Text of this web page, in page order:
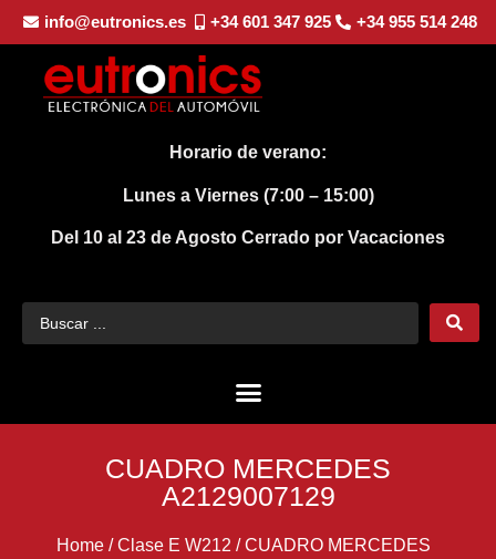
info@eutronics.es +34 601 347 925 +34 955 514 248
Horario de verano:
Lunes a Viernes (7:00 – 15:00)
Del 10 al 23 de Agosto Cerrado por Vacaciones
CUADRO MERCEDES
A2129007129
Home/Clase E W212 /CUADRO MERCEDES